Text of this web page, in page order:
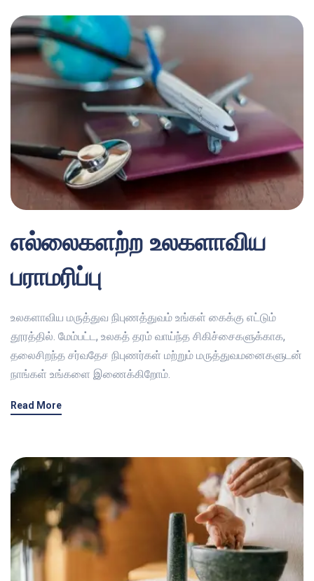
எல்லைகளற்ற உலகளாவிய
பராமரிப்பு
உலகளாவிய மருத்துவ நிபுணத்துவம் உங்கள் கைக்கு எட்டும்
தூரத்தில். மேம்பட்ட, உலகத் தரம் வாய்ந்த சிகிச்சைகளுக்காக,
தலைசிறந்த சர்வதேச நிபுணர்கள் மற்றும் மருத்துவமனைகளுடன்
நாங்கள் உங்களை இணைக்கிறோம்.
Read More